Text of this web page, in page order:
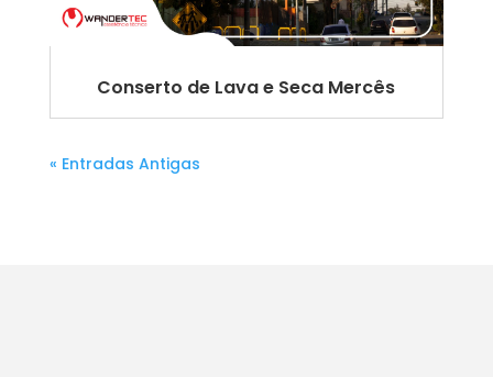
Conserto de Lava e Seca Mercês
« Entradas Antigas